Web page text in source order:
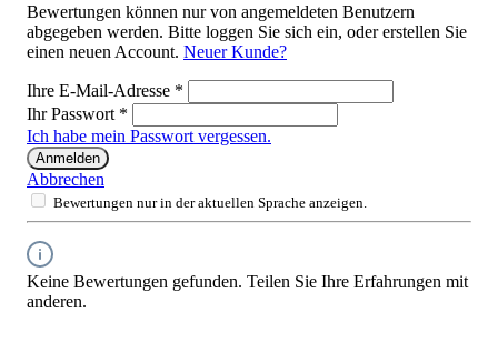
Bewertungen können nur von angemeldeten Benutzern
abgegeben werden. Bitte loggen Sie sich ein, oder erstellen Sie
einen neuen Account. Neuer Kunde?
Ihre E-Mail-Adresse *
Ihr Passwort *
Ich habe mein Passwort vergessen.
Anmelden
Abbrechen
Bewertungen nur in der aktuellen Sprache anzeigen.
Keine Bewertungen gefunden. Teilen Sie Ihre Erfahrungen mit
anderen.